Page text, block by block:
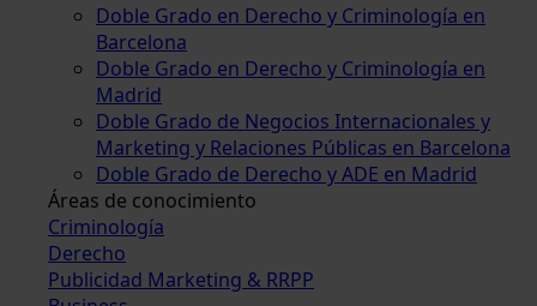
Doble Grado en Derecho y Criminología en
Barcelona
Doble Grado en Derecho y Criminología en
Madrid
Doble Grado de Negocios Internacionales y
Marketing y Relaciones Públicas en Barcelona
Doble Grado de Derecho y ADE en Madrid
Áreas de conocimiento
Criminología
Derecho
Publicidad Marketing & RRPP